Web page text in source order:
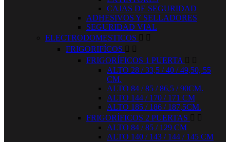
CAJAS DE SEGURIDAD
ADHESIVOS Y SELLADORES
SEGURIDAD VIAL
ELECTRODOMESTICOS  
FRIGORIFÍCOS  
FRIGORÍFICOS 1 PUERTA  
ALTO 28 / 33,5 / 40 / 49,50, 55
CM.
ALTO 84 / 85 / 86,5 / 90CM.
ALTO 144 / 170 / 171 CM
ALTO 185 / 186 / 187,5CM.
FRIGORÍFICOS 2 PUERTAS  
ALTO 84 / 85 / 129 CM
ALTO 140 / 143 / 144 / 145 CM